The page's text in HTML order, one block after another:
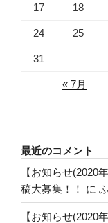
17 18
24 25
31
« 7月
最近のコメント
【お知らせ(2020
稿大募集！！
に
【お知らせ(2020